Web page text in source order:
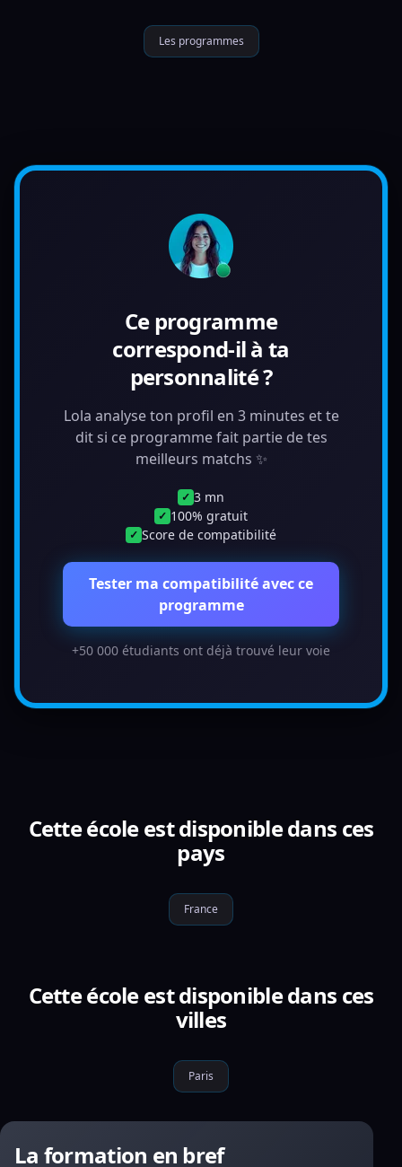
Les programmes
Ce programme
correspond-il à ta
personnalité ?
Lola analyse ton profil en 3 minutes et te
dit si ce programme fait partie de tes
meilleurs matchs ✨
✓ 3 mn
✓ 100% gratuit
✓ Score de compatibilité
Tester ma compatibilité avec ce
programme
+50 000 étudiants ont déjà trouvé leur voie
Cette école est disponible dans ces
pays
France
Cette école est disponible dans ces
villes
Paris
La formation en bref